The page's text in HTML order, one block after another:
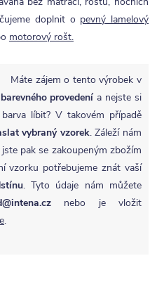
doplnit o pevný lamelový
motorový rošt.
Máte zájem o tento výrobek v
provedení a nejste si
líbit? V takovém případě
vybraný vzorek. Záleží nám
pak se zakoupeným zbožím
vzorku potřebujeme znát vaší
. Tyto údaje nám můžete
nebo je vložit
.